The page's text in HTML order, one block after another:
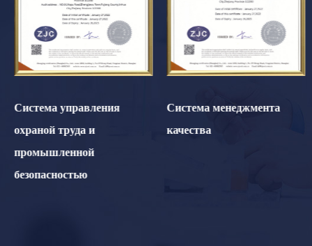
Система управления
охраной труда и
промышленной
безопасностью
Система менеджмента
качества